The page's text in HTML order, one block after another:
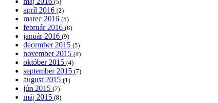
(5)
apríl 2016 (2)
marec 2016 (5)
február 2016 (8)
január 2016 (9)
december 2015 (5)
november 2015 (8)
október 2015 (4)
september 2015 (7)
august 2015 (1)
jún 2015 (7)
máj 2015 (8)